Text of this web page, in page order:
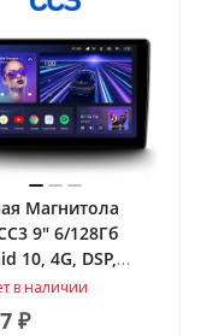
Магнитола
9" 6/128Гб
10, 4G, DSP,
FAW Besturn
- 2020
в наличии
₽